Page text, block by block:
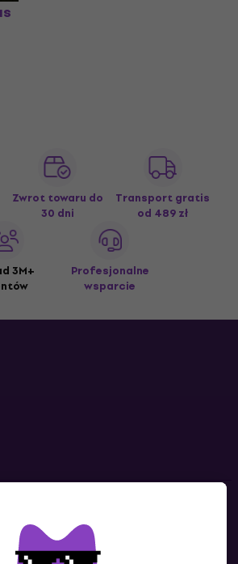
Zwrot towaru do
30 dni
Transport gratis
od 489 zł
3M+
Profesjonalne
wsparcie
Skontaktuj się z nami